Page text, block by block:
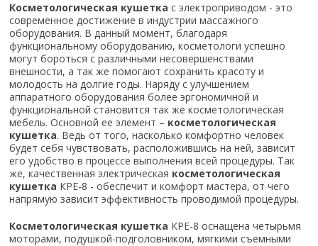
Косметологическая кушетка с электроприводом - это
современное достижение в индустрии массажного
оборудования. В данный момент, благодаря
функциональному оборудованию, косметологи успешно
могут бороться с различными несовершенствами
внешности, а так же помогают сохранить красоту и
молодость на долгие годы. Наряду с улучшением
аппаратного оборудования более эргономичной и
функциональной становится так же косметологическая
мебель. Основной ее элемент – косметологическая
кушетка. Ведь от того, насколько комфортно человек
будет себя чувствовать, расположившись на ней, зависит
его удобство в процессе выполнения всей процедуры. Так
же, качественная электрическая косметологическая
кушетка КРЕ-8 - обеспечит и комфорт мастера, от чего
напрямую зависит эффективность проводимой процедуры.
Косметологическая кушетка КРЕ-8 оснащена четырьмя
моторами, подушкой-подголовником, мягкими съемными